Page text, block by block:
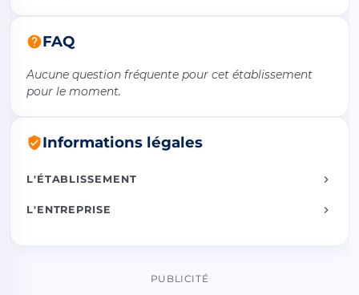
FAQ
Aucune question fréquente pour cet établissement
pour le moment.
Informations légales
L'ÉTABLISSEMENT
L'ENTREPRISE
PUBLICITÉ